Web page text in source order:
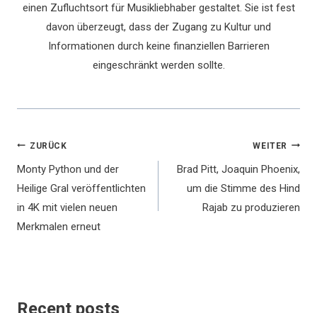
einen Zufluchtsort für Musikliebhaber gestaltet. Sie ist fest
davon überzeugt, dass der Zugang zu Kultur und
Informationen durch keine finanziellen Barrieren
eingeschränkt werden sollte.
Beitragsnavigation
ZURÜCK
Monty Python und der
Heilige Gral veröffentlichten
in 4K mit vielen neuen
Merkmalen erneut
WEITER
Brad Pitt, Joaquin Phoenix,
um die Stimme des Hind
Rajab zu produzieren
Recent posts